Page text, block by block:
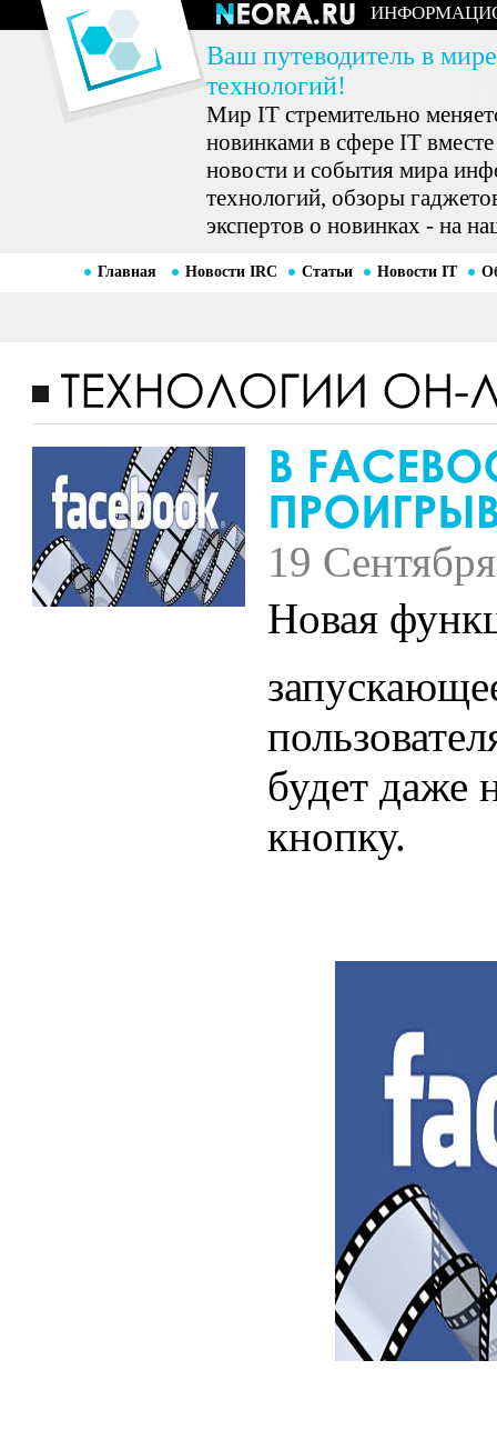
Ваш путеводитель в
технологий!
Мир IT стремительно
новинками в сфере IT
новости и события мира
технологий, обзоры
экспертов о новинках - на
Главная Новости IRC Статьи Новости IT
19
Новая
будет даже
кнопку.